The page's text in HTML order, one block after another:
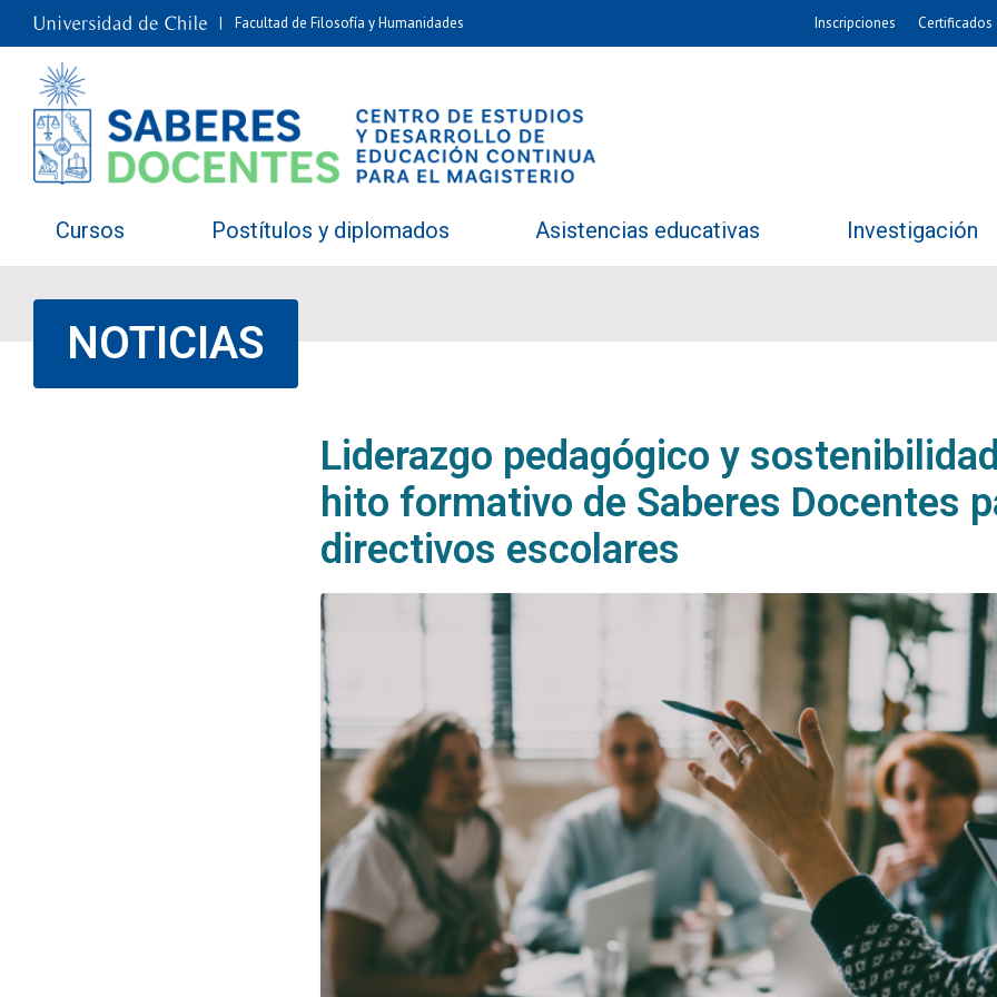
Facultad de Filosofía y Humanidades Inscripciones
Cursos Postítulos y diplomados Asistencias educativas Investigación
NOTICIAS
Liderazgo pedagógico y
hito formativo de Saberes Docentes
directivos escolares